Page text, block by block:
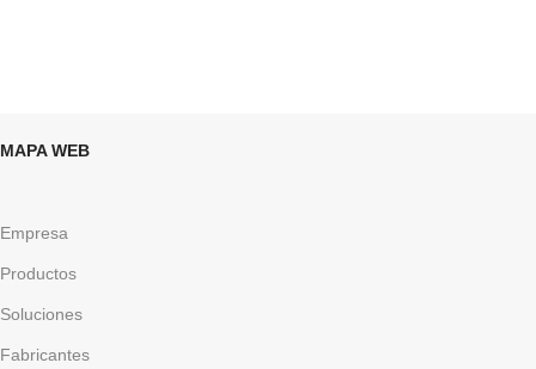
MAPA WEB
Empresa
Productos
Soluciones
Fabricantes